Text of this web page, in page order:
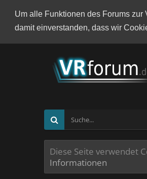
Um alle Funktionen des Forums
damit einverstanden, dass wir
Diese Seite verwendet
Informationen